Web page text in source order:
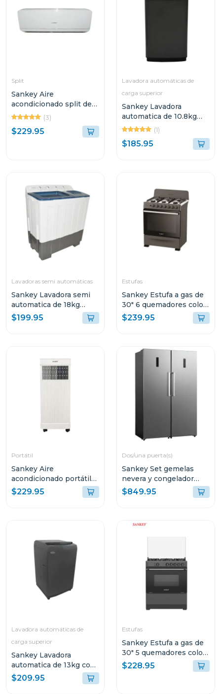
Split
Sankey Aire
acondicionado split de
12000btu inverter id5
(3)
$229.95
Lavadora automáticas de
carga superior
Sankey Lavadora
automatica de 10.8kg
wma1090(1)
$185.95
Lavadoras semi automáticas
Sankey Lavadora semi
automatica de 18kg
blanca wm1867
$199.95
Estufas
Sankey Estufa a gas de
30" 6 quemadores color
negra
$239.95
Portátil
Sankey Aire
acondicionado portátil
de 8500btu r32 blanco
$229.95
Dos/una puerta(s)
Sankey Set gemelas
nevera y congelador
inverter rf13c/rff10c
$849.95
Lavadora automáticas de
carga superior
Sankey Lavadora
automatica de 13kg con
bomba de expulsion
wma1371
$209.95
Estufas
Sankey Estufa a gas de
30" 5 quemadores color
negro berta
$228.95